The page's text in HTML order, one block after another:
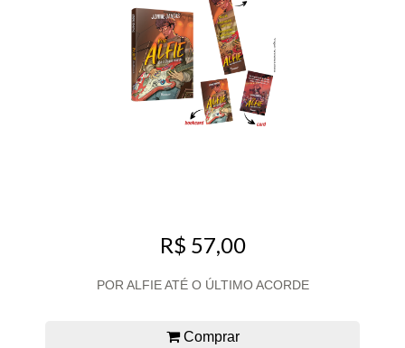
R$ 57,00
POR ALFIE ATÉ O ÚLTIMO ACORDE
Comprar